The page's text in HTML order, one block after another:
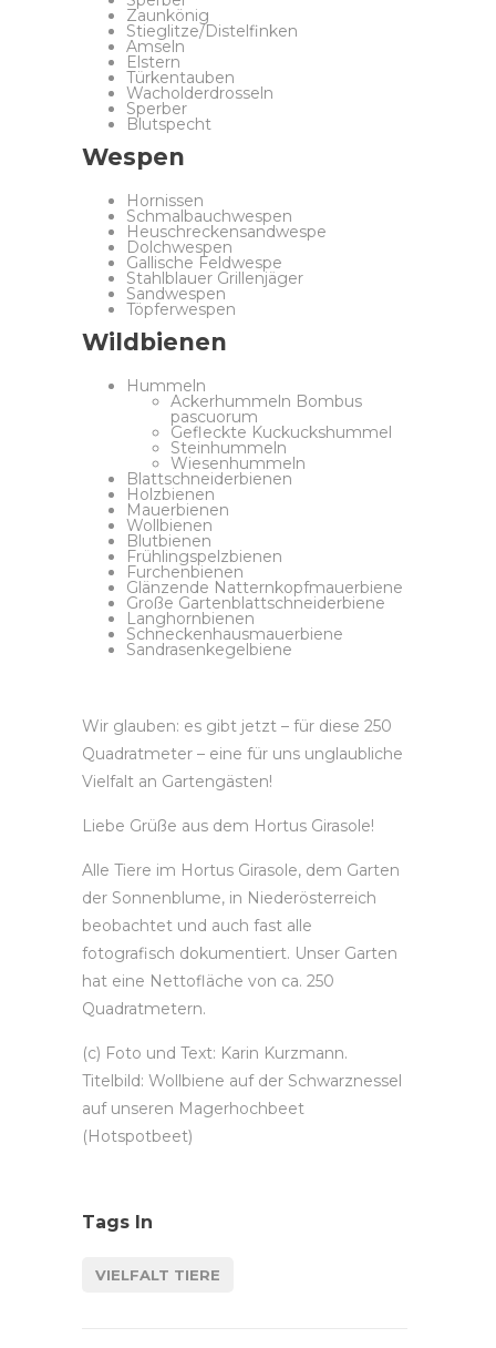
Zaunkönig
Stieglitze/Distelfinken
Amseln
Elstern
Türkentauben
Wacholderdrosseln
Sperber
Blutspecht
Wespen
Hornissen
Schmalbauchwespen
Heuschreckensandwespe
Dolchwespen
Gallische Feldwespe
Stahlblauer Grillenjäger
Sandwespen
Töpferwespen
Wildbienen
Hummeln
Ackerhummeln Bombus
pascuorum
Gefleckte Kuckuckshummel
Steinhummeln
Wiesenhummeln
Blattschneiderbienen
Holzbienen
Mauerbienen
Wollbienen
Blutbienen
Frühlingspelzbienen
Furchenbienen
Glänzende Natternkopfmauerbiene
Große Gartenblattschneiderbiene
Langhornbienen
Schneckenhausmauerbiene
Sandrasenkegelbiene
Wir glauben: es gibt jetzt – für diese 250
Quadratmeter – eine für uns unglaubliche
Vielfalt an Gartengästen!
Liebe Grüße aus dem Hortus Girasole!
Alle Tiere im Hortus Girasole, dem Garten
der Sonnenblume, in Niederösterreich
beobachtet und auch fast alle
fotografisch dokumentiert. Unser Garten
hat eine Nettofläche von ca. 250
Quadratmetern.
(c) Foto und Text: Karin Kurzmann.
Titelbild: Wollbiene auf der Schwarznessel
auf unseren Magerhochbeet
(Hotspotbeet)
Tags In
VIELFALT TIERE